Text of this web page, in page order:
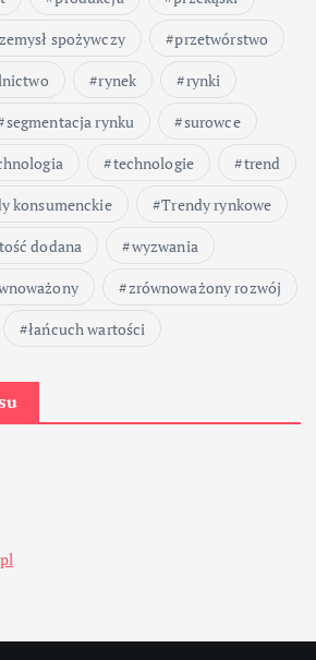
w
p
i
s
ó
w
spożywczy
przetwórstwo
rynek
rynki
segmentacja rynku
surowce
technologie
trend
konsumenckie
Trendy rynkowe
dodana
wyzwania
zrównoważony rozwój
łańcuch wartości